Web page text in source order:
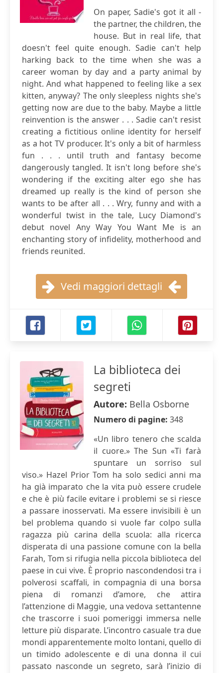
On paper, Sadie's got it all -
the partner, the children, the
house. But in real life, that
doesn't feel quite enough. Sadie can't help
harking back to the time when she was a
career woman by day and a party animal by
night. And what happened to feeling like a sex
kitten, anyway? The only sleepless nights she's
getting now are due to the baby. Maybe a little
reinvention is the answer . . . Sadie can't resist
creating a fictitious online identity for herself
as a hot TV producer. It's only a bit of harmless
fun . . . until truth and fantasy become
dangerously tangled. It isn't long before she's
wondering if the exciting alter ego she has
dreamed up really is the kind of person she
wants to be after all . . . Wry, funny and with a
wonderful twist in the tale, Lucy Diamond's
debut novel Any Way You Want Me is an
enchanting story of infidelity, motherhood and
friends reunited.
Vedi maggiori dettagli
La biblioteca dei
segreti
Autore: Bella Osborne
Numero di pagine: 348
«Un libro tenero che scalda
il cuore.» The Sun «Ti farà
spuntare un sorriso sul
viso.» Hazel Prior Tom ha solo sedici anni ma
ha già imparato che la vita può essere crudele
e che è più facile evitare i problemi se si riesce
a passare inosservati. Ma essere invisibili è un
bel problema quando si vuole far colpo sulla
ragazza più carina della scuola: alla ricerca
disperata di una passione comune con la bella
Farah, Tom si rifugia nella piccola biblioteca del
paese in cui vive. È proprio nascondendosi tra i
polverosi scaffali, in compagnia di una borsa
piena di romanzi d’amore, che attira
l’attenzione di Maggie, una vedova settantenne
che trascorre i suoi pomeriggi immersa nelle
letture più disparate. L’incontro casuale tra due
mondi apparentemente molto lontani, quello di
un timido adolescente e di una donna il cui
passato nasconde un segreto, sarà l’inizio di